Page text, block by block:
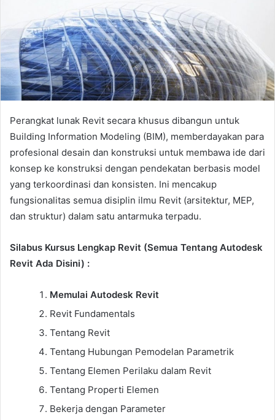
a
i
l
Perangkat lunak Revit secara khusus dibangun untuk
Building Information Modeling (BIM), memberdayakan para
profesional desain dan konstruksi untuk membawa ide dari
konsep ke konstruksi dengan pendekatan berbasis model
yang terkoordinasi dan konsisten. Ini mencakup
fungsionalitas semua disiplin ilmu Revit (arsitektur, MEP,
dan struktur) dalam satu antarmuka terpadu.
Silabus Kursus Lengkap Revit (Semua Tentang Autodesk
Revit Ada Disini) :
Memulai Autodesk Revit
Revit Fundamentals
Tentang Revit
Tentang Hubungan Pemodelan Parametrik
Tentang Elemen Perilaku dalam Revit
Tentang Properti Elemen
Bekerja dengan Parameter